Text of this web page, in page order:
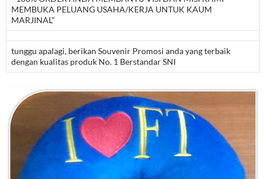
MEMBUKA PELUANG USAHA/KERJA UNTUK KAUM
MARJINAL”
tunggu apalagi, berikan Souvenir Promosi anda yang terbaik
dengan kualitas produk No. 1 Berstandar SNI